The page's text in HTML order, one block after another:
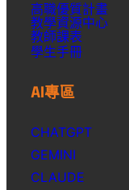
高職優質計畫
教學資源中心
教師課表
學生手冊
AI專區
CHATGPT
GEMINI
CLAUDE